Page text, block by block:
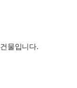
물입니다.